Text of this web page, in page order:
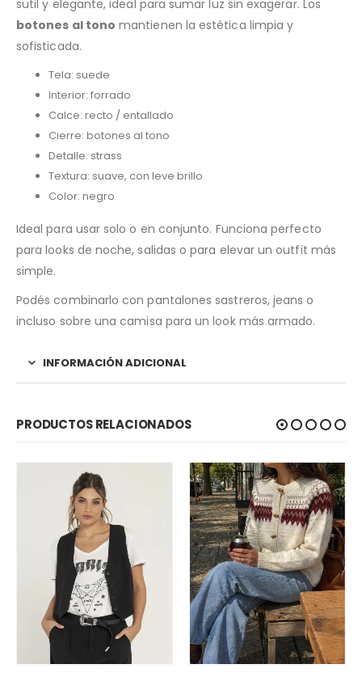
sutil y elegante, ideal para sumar luz sin exagerar. Los
botones al tono mantienen la estética limpia y
sofisticada.
Tela: suede
Interior: forrado
Calce: recto / entallado
Cierre: botones al tono
Detalle: strass
Textura: suave, con leve brillo
Color: negro
Ideal para usar solo o en conjunto. Funciona perfecto
para looks de noche, salidas o para elevar un outfit más
simple.
Podés combinarlo con pantalones sastreros, jeans o
incluso sobre una camisa para un look más armado.
INFORMACIÓN ADICIONAL
PRODUCTOS RELACIONADOS